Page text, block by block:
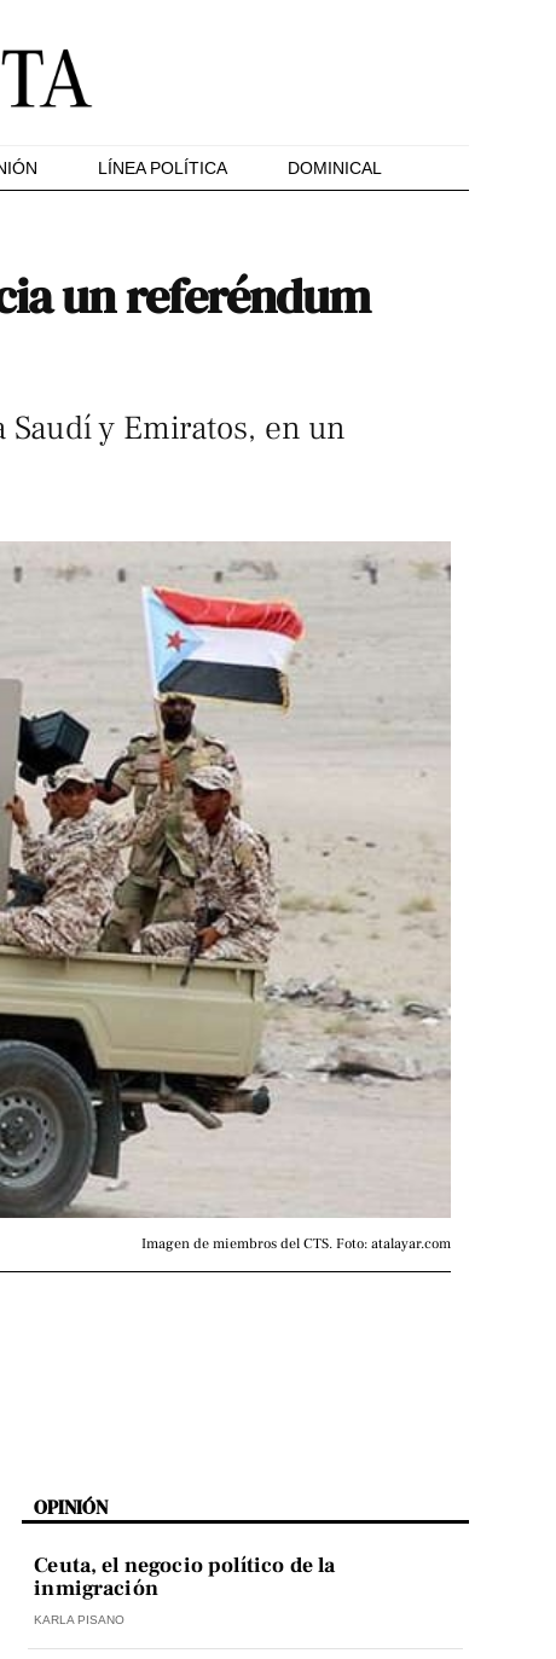
LÍNEA POLÍTICA DOMINICAL
un referéndum
y Emiratos, en un
Imagen de miembros del CTS. Foto: atalayar.com
OPINIÓN
Ceuta, el negocio político de la
inmigración
KARLA PISANO